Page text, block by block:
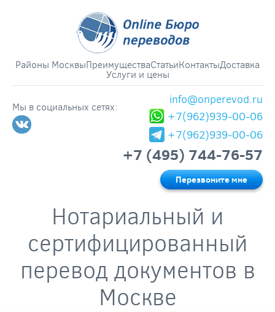
Районы МосквыПреимуществаСтатьиКонтактыДоставка
Услуги и цены
Мы в социальных сетях:
info@onperevod.ru
+7(962)939-00-06
+7(962)939-00-06
+7 (495) 744-76-57
Перезвоните мне
Нотариальный и
сертифицированный
перевод документов в
Москве